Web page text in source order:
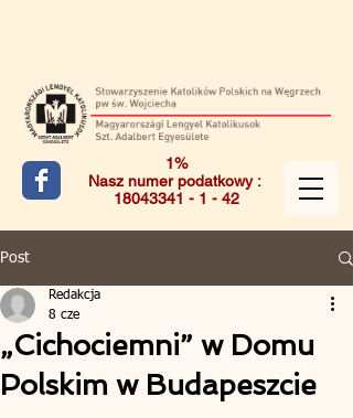
1%
Nasz numer podatkowy :
18043341 - 1 - 42
Post
„Cichociemni” w Domu
Polskim w Budapeszcie
Redakcja
8 cze